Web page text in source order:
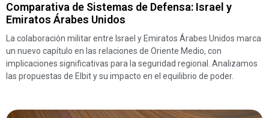
Comparativa de Sistemas de Defensa: Israel y
Emiratos Árabes Unidos
La colaboración militar entre Israel y Emiratos Árabes Unidos marca
un nuevo capítulo en las relaciones de Oriente Medio, con
implicaciones significativas para la seguridad regional. Analizamos
las propuestas de Elbit y su impacto en el equilibrio de poder.